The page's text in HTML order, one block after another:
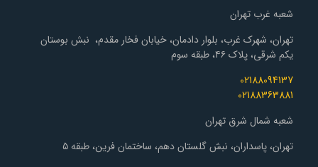
شعبه غرب تهران
تهران، شهرک غرب، بلوار دادمان، خیابان فخار مقدم، نبش بوستان
یکم شرقی، پلاک ۴۶، طبقه سوم
02188094137
02188363881
شعبه شمال شرق تهران
تهران، پاسداران، نبش گلستان دهم، ساختمان فرین، طبقه ۵